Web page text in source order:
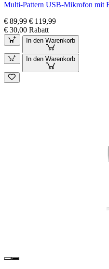
Multi-Pattern USB-Mikrofon mit
€ 89,99 € 119,99
€ 30,00 Rabatt
In den Warenkorb
In den Warenkorb